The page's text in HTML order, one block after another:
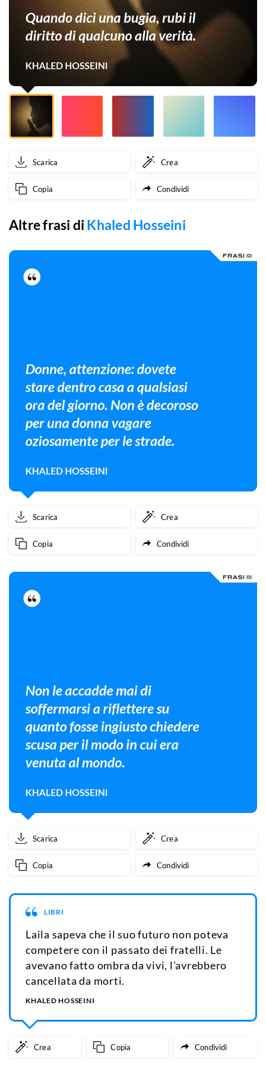
qualcuno
alla
verità.
Scarica Crea
Copia Condividi
Altre frasi di Khaled Hosseini
Scarica Crea
Copia Condividi
Scarica Crea
Copia Condividi
LIBRI
Laila sapeva che il suo futuro non poteva
competere con il passato dei fratelli. Le
avevano fatto ombra da vivi, l'avrebbero
cancellata da morti.
KHALED HOSSEINI
Crea Copia Condividi